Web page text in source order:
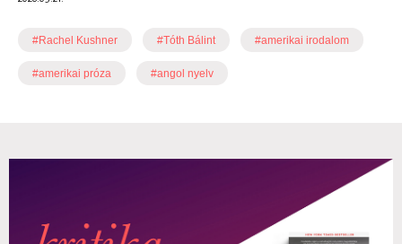
#Rachel Kushner #Tóth Bálint #amerikai irodalom
#amerikai próza #angol nyelv